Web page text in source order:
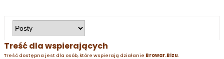
Treść dla wspierających
Treść dostępna jest dla osób, które wspierają działanie Browar.Bizu.